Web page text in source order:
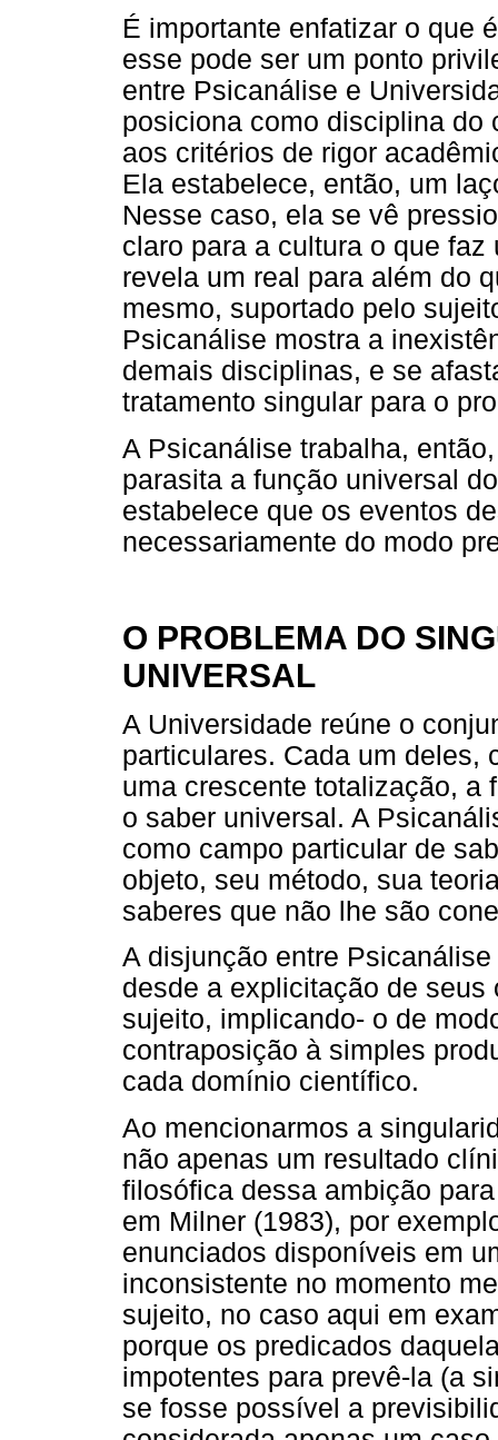
É importante enfatizar o que
esse pode ser um ponto
entre Psicanálise e
posiciona como disciplina do
aos critérios de rigor
Ela estabelece, então, um
Nesse caso, ela se vê
claro para a cultura o que
revela um real para além do
mesmo, suportado pelo
Psicanálise mostra a
demais disciplinas, e se
tratamento singular para o
A Psicanálise trabalha,
parasita a função universal
estabelece que os eventos
necessariamente do modo
O PROBLEMA DO
UNIVERSAL
A Universidade reúne o
particulares. Cada um deles,
uma crescente totalização, a
o saber universal. A
como campo particular de
objeto, seu método, sua
saberes que não lhe são
A disjunção entre
desde a explicitação de
sujeito, implicando- o de
contraposição à simples
cada domínio científico.
Ao mencionarmos a
não apenas um resultado
filosófica dessa ambição
em Milner (1983), por
enunciados disponíveis em
inconsistente no momento
sujeito, no caso aqui em
porque os predicados
impotentes para prevê-la (a
se fosse possível a